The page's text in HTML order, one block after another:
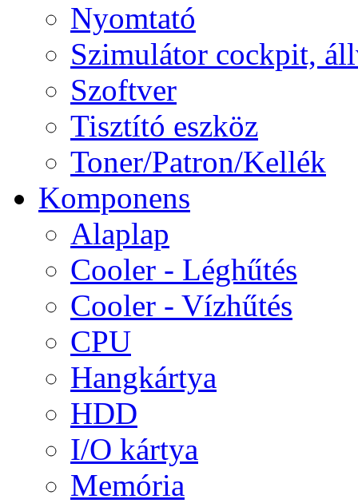
Nyomtató
Szimulátor cockpit,
Szoftver
Tisztító eszköz
Toner/Patron/Kellék
Komponens
Alaplap
Cooler - Léghűtés
Cooler - Vízhűtés
CPU
Hangkártya
HDD
I/O kártya
Memória